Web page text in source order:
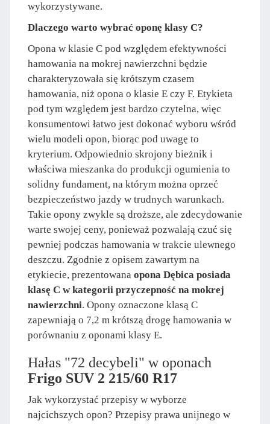
wykorzystywane.
Dlaczego warto wybrać oponę klasy C?
Opona w klasie C pod względem efektywności
hamowania na mokrej nawierzchni będzie
charakteryzowała się krótszym czasem
hamowania, niż opona o klasie E czy F. Etykieta
pod tym względem jest bardzo czytelna, więc
konsumentowi łatwo jest dokonać wyboru wśród
wielu modeli opon, biorąc pod uwagę to
kryterium. Odpowiednio skrojony bieżnik i
właściwa mieszanka do produkcji ogumienia to
solidny fundament, na którym można oprzeć
bezpieczeństwo jazdy w trudnych warunkach.
Takie opony zwykle są droższe, ale zdecydowanie
warte swojej ceny, ponieważ pozwalają czuć się
pewniej podczas hamowania w trakcie ulewnego
deszczu. Zgodnie z opisem zawartym na
etykiecie, prezentowana opona Dębica posiada
klasę C w kategorii przyczepność na mokrej
nawierzchni. Opony oznaczone klasą C
zapewniają o 7,2 m krótszą drogę hamowania w
porównaniu z oponami klasy E.
Hałas "72 decybeli" w oponach
Frigo SUV 2 215/60 R17
Jak wykorzystać przepisy w wyborze
najcichszych opon? Przepisy prawa unijnego w